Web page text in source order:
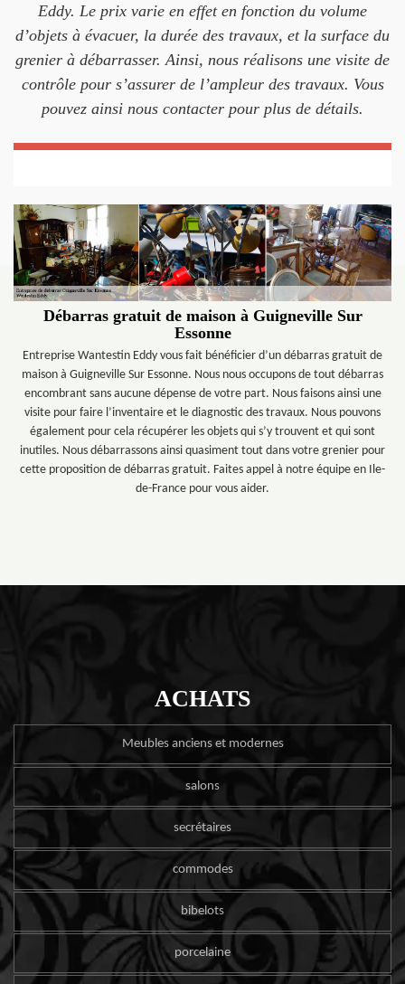
Eddy. Le prix varie en effet en fonction du volume
d’objets à évacuer, la durée des travaux, et la surface du
grenier à débarrasser. Ainsi, nous réalisons une visite de
contrôle pour s’assurer de l’ampleur des travaux. Vous
pouvez ainsi nous contacter pour plus de détails.
Débarras gratuit de maison à Guigneville Sur
Essonne
Entreprise Wantestin Eddy vous fait bénéficier d’un débarras gratuit de
maison à Guigneville Sur Essonne. Nous nous occupons de tout débarras
encombrant sans aucune dépense de votre part. Nous faisons ainsi une
visite pour faire l’inventaire et le diagnostic des travaux. Nous pouvons
également pour cela récupérer les objets qui s’y trouvent et qui sont
inutiles. Nous débarrassons ainsi quasiment tout dans votre grenier pour
cette proposition de débarras gratuit. Faites appel à notre équipe en Ile-
de-France pour vous aider.
ACHATS
Meubles anciens et modernes
salons
secrétaires
commodes
bibelots
porcelaine